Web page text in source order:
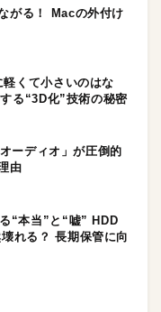
がる！ Macの外付け
くて小さいのはな
る“3D化”技術の秘密
ーディオ」が圧倒的
由
“本当”と“嘘” HDD
れる？ 長期保管に向